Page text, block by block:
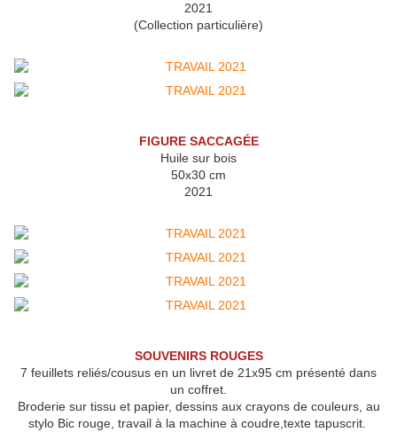
2021
(Collection particulière)
FIGURE SACCAGÉE
Huile sur bois
50x30 cm
2021
SOUVENIRS ROUGES
7 feuillets reliés/cousus en un livret de 21x95 cm présenté dans
un coffret.
Broderie sur tissu et papier, dessins aux crayons de couleurs, au
stylo Bic rouge, travail à la machine à coudre,texte tapuscrit.